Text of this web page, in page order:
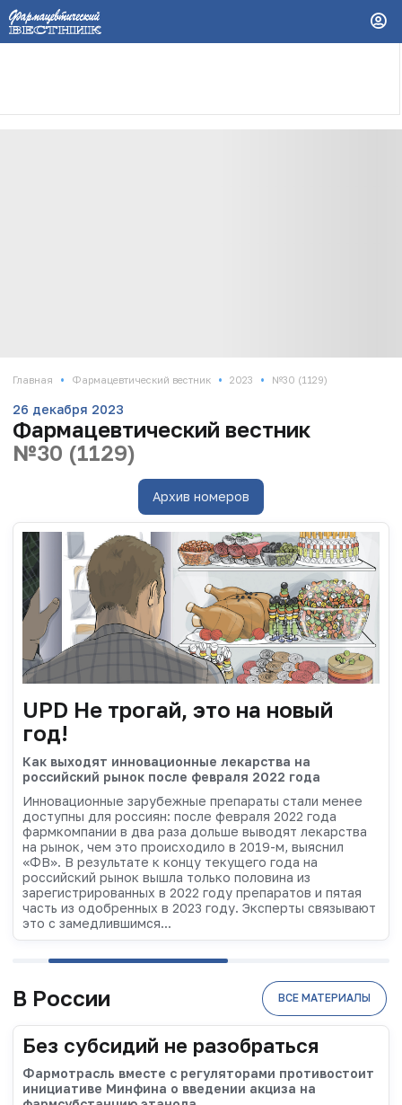
Главная • Фармацевтический вестник • 2023 • №30 (1129)
26 декабря 2023
Фармацевтический вестник
№30 (1129)
Архив номеров
UPD Не трогай, это на новый
год!
Как выходят инновационные лекарства на
российский рынок после февраля 2022 года
Инновационные зарубежные препараты стали менее
доступны для россиян: после февраля 2022 года
фармкомпании в два раза дольше выводят лекарства
на рынок, чем это происходило в 2019-м, выяснил
«ФВ». В результате к концу текущего года на
российский рынок вышла только половина из
зарегистрированных в 2022 году препаратов и пятая
часть из одобренных в 2023 году. Эксперты связывают
это с замедлившимся...
В России ВСЕ МАТЕРИАЛЫ
Без субсидий не разобраться
Фармотрасль вместе с регуляторами противостоит
инициативе Минфина о введении акциза на